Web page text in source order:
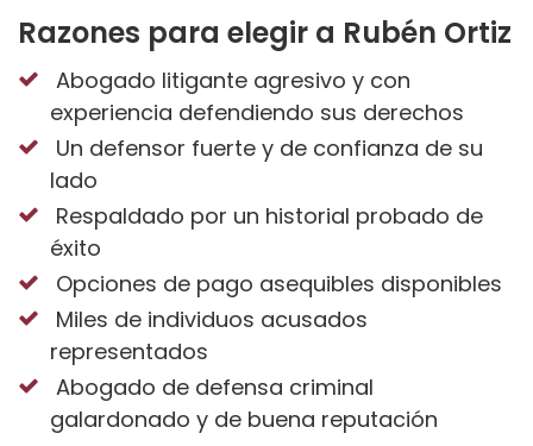
Razones para elegir a Rubén Ortiz
Abogado litigante agresivo y con
experiencia defendiendo sus derechos
Un defensor fuerte y de confianza de su
lado
Respaldado por un historial probado de
éxito
Opciones de pago asequibles disponibles
Miles de individuos acusados
representados
Abogado de defensa criminal
galardonado y de buena reputación